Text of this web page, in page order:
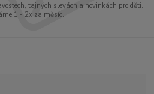
tajných slevách a novinkách pro děti.
1 - 2x za měsíc.